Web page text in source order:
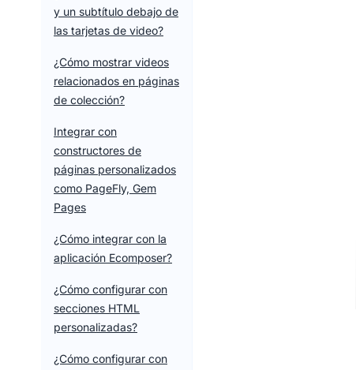
y un subtítulo debajo de
las tarjetas de video?
¿Cómo mostrar videos
relacionados en páginas
de colección?
Integrar con
constructores de
páginas personalizados
como PageFly, Gem
Pages
¿Cómo integrar con la
aplicación Ecomposer?
¿Cómo configurar con
secciones HTML
personalizadas?
¿Cómo configurar con